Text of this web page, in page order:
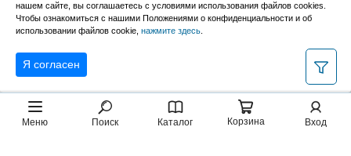
Меню Поиск Каталог Корзина Вход
до 17:00, в субботу с 9:00 до 13:00). Забрать заказ
можно лично в пункте выдачи или оформить
доставку до дома.
нашем сайте, вы соглашаетесь с условиями использования файлов cookies.
Чтобы ознакомиться с нашими Положениями о конфиденциальности и об
использовании файлов cookie, нажмите здесь
Я согласен